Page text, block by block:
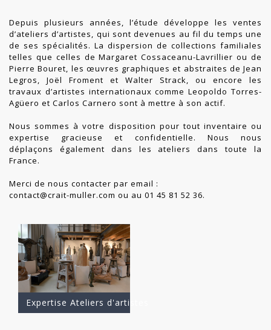
Depuis plusieurs années, l’étude développe les ventes
d’ateliers d’artistes, qui sont devenues au fil du temps une
de ses spécialités. La dispersion de collections familiales
telles que celles de Margaret Cossaceanu-Lavrillier ou de
Pierre Bouret, les œuvres graphiques et abstraites de Jean
Legros, Joël Froment et Walter Strack, ou encore les
travaux d’artistes internationaux comme Leopoldo Torres-
Agüero et Carlos Carnero sont à mettre à son actif.
Nous sommes à votre disposition pour tout inventaire ou
expertise gracieuse et confidentielle. Nous nous
déplaçons également dans les ateliers dans toute la
France.
Merci de nous contacter par email :
contact@crait-muller.com ou au 01 45 81 52 36.
Expertise Ateliers d'artistes